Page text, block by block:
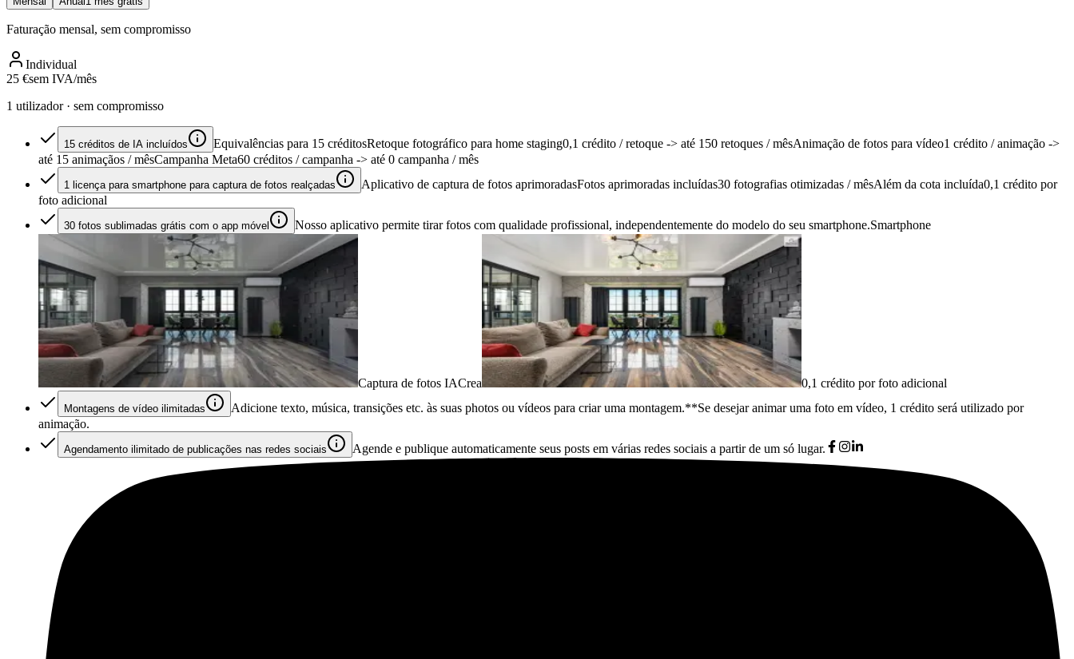
Faturação mensal, sem compromisso
Individual
25 €sem IVA/mês
1 utilizador · sem compromisso
15 créditos de IA incluídos Equivalências para 15 créditosRetoque fotográfico para home staging0,1 crédito / retoque -> até 150 retoques / mêsAnimação de fotos para vídeo1 crédito / animação ->
até 15 animaçãos / mêsCampanha Meta60 créditos / campanha -> até 0 campanha / mês
1 licença para smartphone para captura de fotos realçadas Aplicativo de captura de fotos aprimoradasFotos aprimoradas incluídas30 fotografias otimizadas / mêsAlém da cota incluída0,1 crédito por
foto adicional
30 fotos sublimadas grátis com o app móvel Nosso aplicativo permite tirar fotos com qualidade profissional, independentemente do modelo do seu smartphone.Smartphone
Captura de fotos IACrea 0,1 crédito por foto adicional
Montagens de vídeo ilimitadas Adicione texto, música, transições etc. às suas photos ou vídeos para criar uma montagem.**Se desejar animar uma foto em vídeo, 1 crédito será utilizado por
animação.
Agendamento ilimitado de publicações nas redes sociais Agende e publique automaticamente seus posts em várias redes sociais a partir de um só lugar.